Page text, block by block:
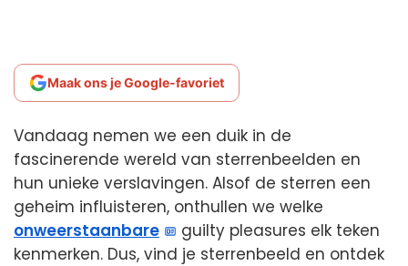
Maak ons je Google-favoriet
Vandaag nemen we een duik in de
fascinerende wereld van sterrenbeelden en
hun unieke verslavingen. Alsof de sterren een
geheim influisteren, onthullen we welke
onweerstaanbare
guilty pleasures elk teken
kenmerken. Dus, vind je sterrenbeeld en ontdek